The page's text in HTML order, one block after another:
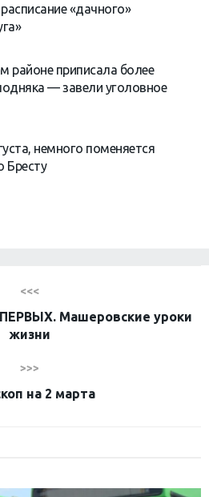
«дачного»
районе приписала более
— завели уголовное
немного поменяется
Бресту
<<<
Машеровские уроки
жизни
>>>
на 2 марта